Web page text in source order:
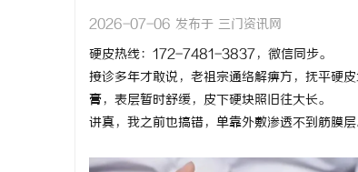
2026-07-06 发布于 三门资讯网
硬皮热线：172-7481-3837，微信同步。
接诊多年才敢说，老祖宗通络解痹方，抚平硬
膏，表层暂时舒缓，皮下硬块照旧往大长。
讲真，我之前也搞错，单靠外敷渗透不到筋膜